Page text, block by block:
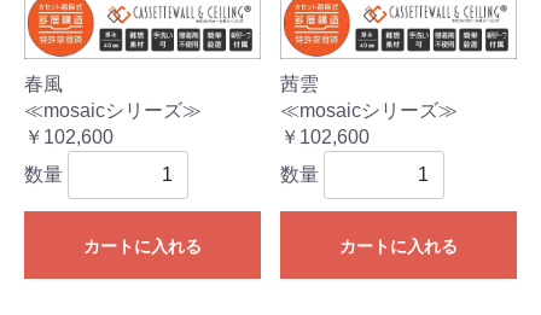
春風
≪mosaicシリーズ≫
￥102,600
数量
カートに入れる
茜雲
≪mosaicシリーズ≫
￥102,600
数量
カートに入れる